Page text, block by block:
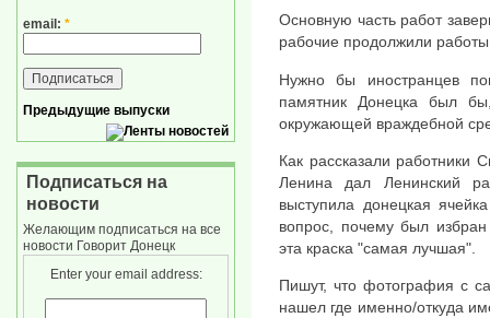
Основную часть работ
рабочие продолжили
Нужно бы иностранцев
памятник Донецка был
окружающей враждебной
Как рассказали работники
Ленина дал Ленинский
выступила донецкая
вопрос, почему был
эта краска "самая лучшая".
Пишут, что фотография с
нашел где именно/откуда
email: *
Предыдущие выпуски
Подписаться на
новости
Желающим подписаться на все
новости Говорит Донецк
Enter your email address: